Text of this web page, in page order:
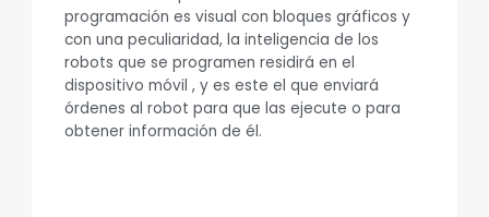
programación es visual con bloques gráficos y
con una peculiaridad, la inteligencia de los
robots que se programen residirá en el
dispositivo móvil , y es este el que enviará
órdenes al robot para que las ejecute o para
obtener información de él.